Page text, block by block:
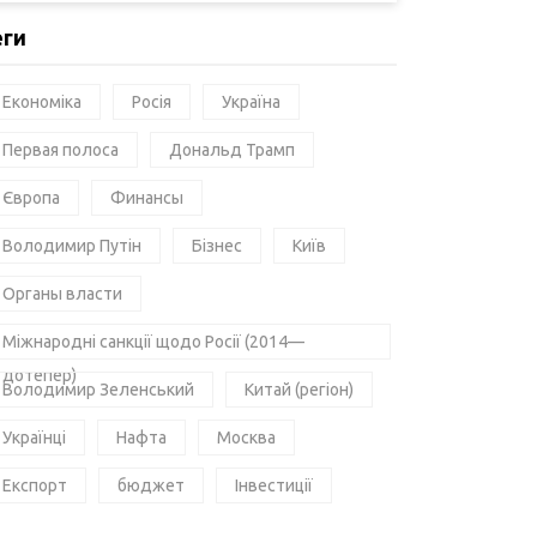
Економіка Росія Україна
Первая полоса Дональд Трамп
Європа Финансы
Володимир Путін Бізнес Київ
Органы власти
Міжнародні санкції щодо Росії (2014—
дотепер)
Володимир Зеленський Китай (регіон)
Українці Нафта Москва
Експорт бюджет Інвестиції